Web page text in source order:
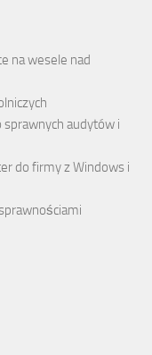
na wesele nad
audytów i
do firmy z Windows i